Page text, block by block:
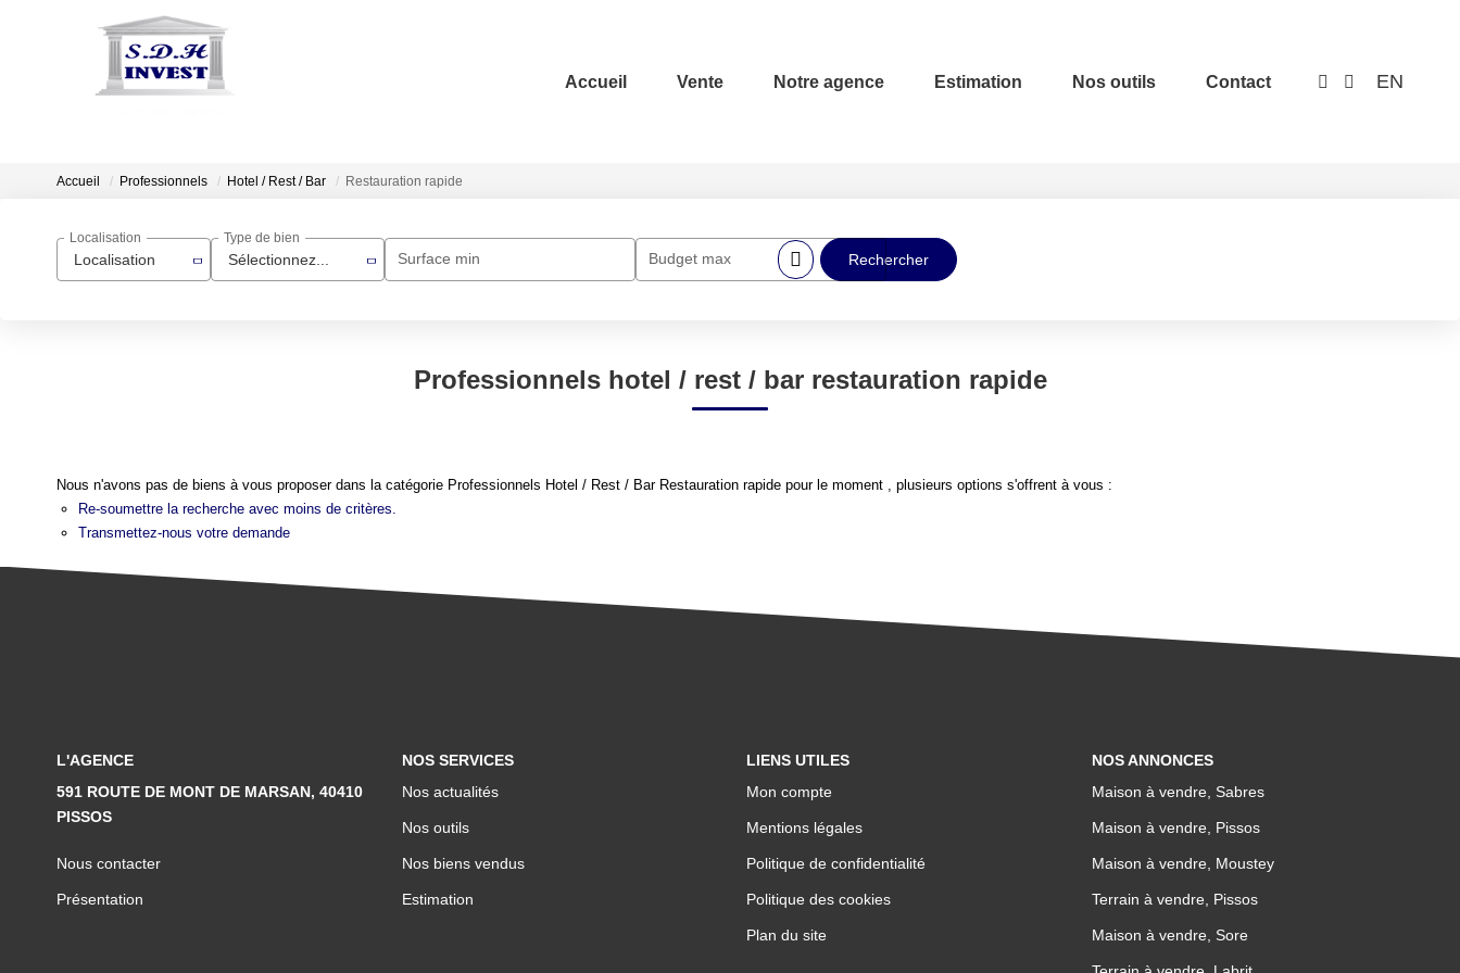
Accueil Vente Notre agence Estimation Nos outils Contact EN
Accueil Professionnels Hotel / Rest / Bar Restauration rapide
Localisation
Localisation
Sélectionnez...
Type de bien
Surface min Budget max
Professionnels hotel / rest / bar restauration rapide
Nous n'avons pas de biens à vous proposer dans la catégorie Professionnels Hotel / Rest / Bar Restauration rapide pour le moment , plusieurs options s'offrent à vous :
Re-soumettre la recherche avec moins de critères.
Transmettez-nous votre demande
L'AGENCE
591 ROUTE DE MONT DE MARSAN, 40410
PISSOS
Nous contacter
Présentation
NOS SERVICES
Nos actualités
Nos outils
Nos biens vendus
Estimation
LIENS UTILES
Mon compte
Mentions légales
Politique de confidentialité
Politique des cookies
Plan du site
NOS ANNONCES
Maison à vendre, Sabres
Maison à vendre, Pissos
Maison à vendre, Moustey
Terrain à vendre, Pissos
Maison à vendre, Sore